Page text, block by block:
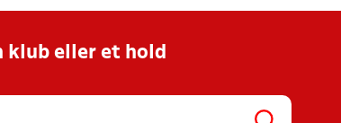
klub eller et hold